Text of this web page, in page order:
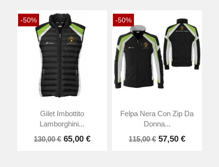
-50%
Gilet Imbottito
Lamborghini...
130,00 € 65,00 €
-50%
Felpa Nera Con Zip Da
Donna...
115,00 € 57,50 €